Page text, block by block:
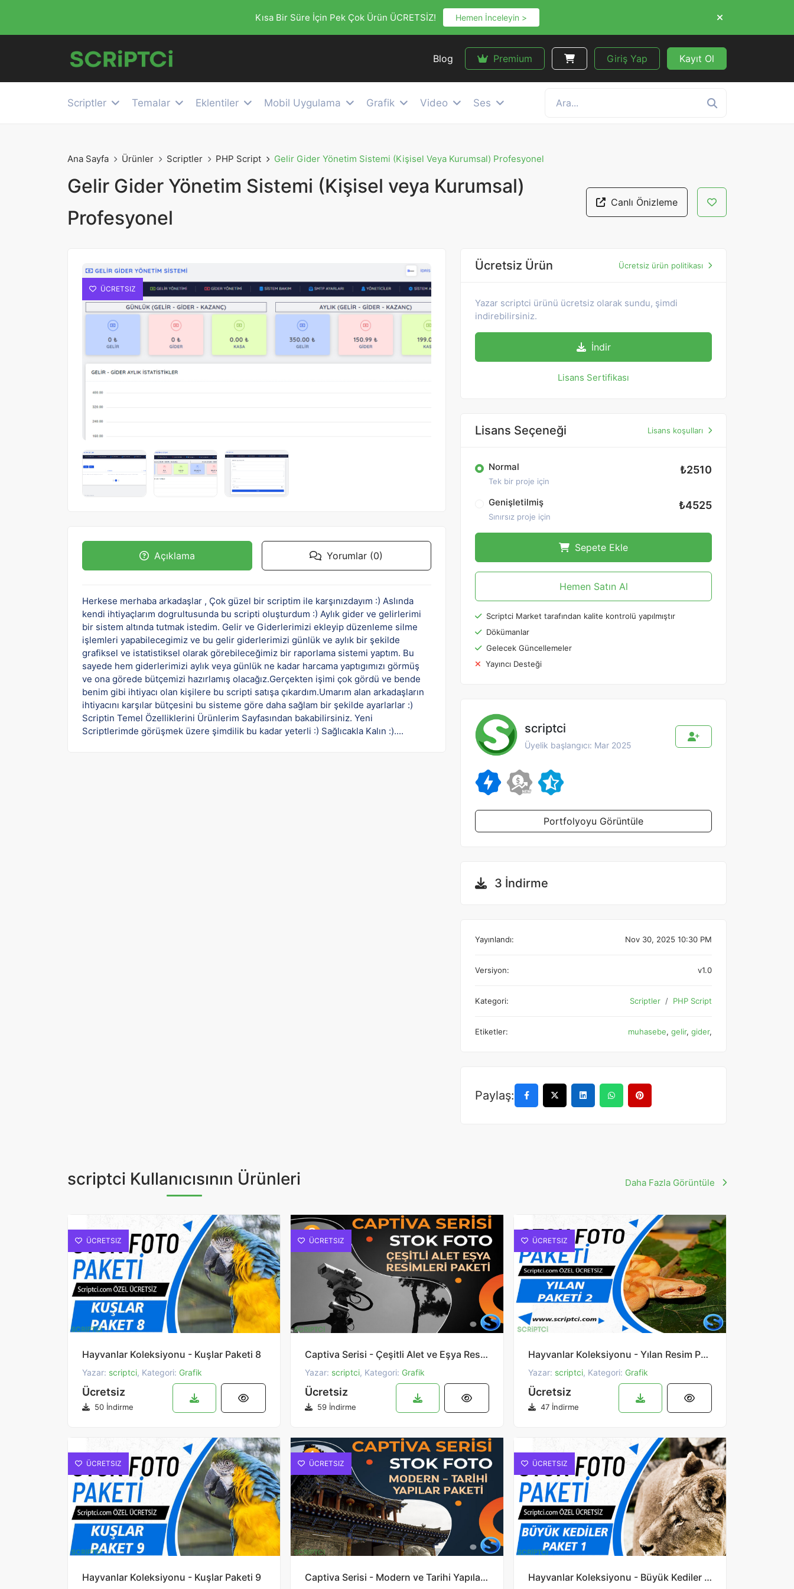
Kısa Bir Süre İçin Pek Çok Ürün ÜCRETSİZ! Hemen İnceleyin >
Blog Premium Giriş Yap Kayıt Ol
Scriptler Temalar Eklentiler Mobil Uygulama Grafik Video Ses
Ana Sayfa Ürünler Scriptler PHP Script Gelir Gider Yönetim Sistemi (Kişisel Veya Kurumsal) Profesyonel
Gelir Gider Yönetim Sistemi (Kişisel veya Kurumsal)
Profesyonel
Canlı Önizleme
ÜCRETSIZ
Açıklama Yorumlar (0)
Herkese merhaba arkadaşlar , Çok güzel bir scriptim ile karşınızdayım :) Aslında
kendi ihtiyaçlarım dogrultusunda bu scripti oluşturdum :) Aylık gider ve gelirlerimi
bir sistem altında tutmak istedim. Gelir ve Giderlerimizi ekleyip düzenleme silme
işlemleri yapabilecegimiz ve bu gelir giderlerimizi günlük ve aylık bir şekilde
grafiksel ve istatistiksel olarak görebileceğimiz bir raporlama sistemi yaptım. Bu
sayede hem giderlerimizi aylık veya günlük ne kadar harcama yaptıgımızı görmüş
ve ona görede bütçemizi hazırlamış olacağız.Gerçekten işimi çok gördü ve bende
benim gibi ihtiyacı olan kişilere bu scripti satışa çıkardım.Umarım alan arkadaşların
ihtiyacını karşılar bütçesini bu sisteme göre daha sağlam bir şekilde ayarlarlar :)
Scriptin Temel Özelliklerini Ürünlerim Sayfasından bakabilirsiniz. Yeni
Scriptlerimde görüşmek üzere şimdilik bu kadar yeterli :) Sağlıcakla Kalın :)....
Ücretsiz Ürün Ücretsiz ürün politikası
Yazar scriptci ürünü ücretsiz olarak sundu, şimdi
indirebilirsiniz.
İndir
Lisans Sertifikası
Lisans Seçeneği Lisans koşulları
Normal
Tek bir proje için
₺2510
Genişletilmiş
Sınırsız proje için
₺4525
Sepete Ekle
Hemen Satın Al
Scriptci Market tarafından kalite kontrolü yapılmıştır
Dökümanlar
Gelecek Güncellemeler
Yayıncı Desteği
scriptci
Üyelik başlangıcı: Mar 2025
Portfolyoyu Görüntüle
3 İndirme
Yayınlandı: Nov 30, 2025 10:30 PM
Versiyon: v1.0
Kategori: Scriptler PHP Script
Etiketler: muhasebe, gelir, gider,
Paylaş:
scriptci Kullanıcısının Ürünleri Daha Fazla Görüntüle
ÜCRETSIZ
Hayvanlar Koleksiyonu - Kuşlar Paketi 8
Yazar: scriptci, Kategori: Grafik
Ücretsiz
50 İndirme
ÜCRETSIZ
Captiva Serisi - Çeşitli Alet ve Eşya Resim Paketi 2
Yazar: scriptci, Kategori: Grafik
Ücretsiz
59 İndirme
ÜCRETSIZ
Hayvanlar Koleksiyonu - Yılan Resim Paketi 2
Yazar: scriptci, Kategori: Grafik
Ücretsiz
47 İndirme
ÜCRETSIZ
Hayvanlar Koleksiyonu - Kuşlar Paketi 9
ÜCRETSIZ
Captiva Serisi - Modern ve Tarihi Yapılar Resim Paketi 1
ÜCRETSIZ
Hayvanlar Koleksiyonu - Büyük Kediler Paketi 1